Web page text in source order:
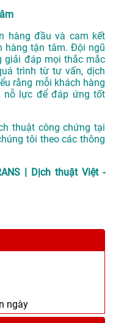
hàng đầu và cam kết
hàng tận tâm. Đội ngũ
giải đáp mọi thắc mắc
trình từ tư vấn, dịch
rằng mỗi khách hàng
nỗ lực để đáp ứng tốt
thuật công chứng tại
tôi theo các thông
| Dịch thuật Việt -
ngày